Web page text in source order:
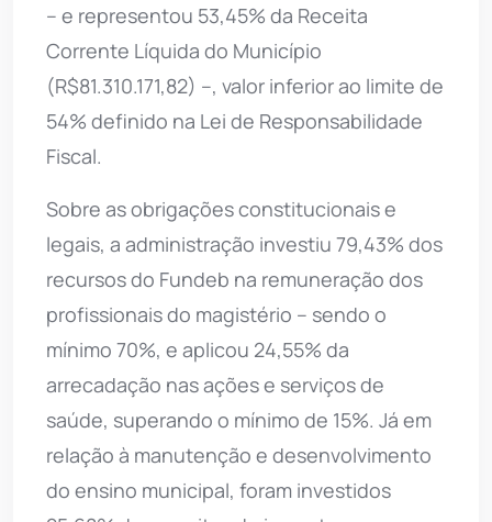
– e representou 53,45% da Receita
Corrente Líquida do Município
(R$81.310.171,82) –, valor inferior ao limite de
54% definido na Lei de Responsabilidade
Fiscal.
Sobre as obrigações constitucionais e
legais, a administração investiu 79,43% dos
recursos do Fundeb na remuneração dos
profissionais do magistério – sendo o
mínimo 70%, e aplicou 24,55% da
arrecadação nas ações e serviços de
saúde, superando o mínimo de 15%. Já em
relação à manutenção e desenvolvimento
do ensino municipal, foram investidos